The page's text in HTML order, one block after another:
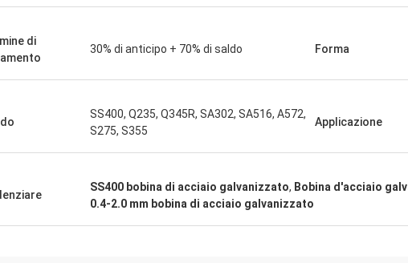
Signora
veloce e tutto è andato molto
andato molto bene vi ringrazia
felici di avere prodotto già nella
di
30% di anticipo + 70% di saldo Forma
SS400, Q235, Q345R, SA302, SA516, A572,
S275, S355
Applicazione
SS400 bobina di acciaio galvanizzato, Bobina d'acciaio
0.4-2.0 mm bobina di acciaio galvanizzato